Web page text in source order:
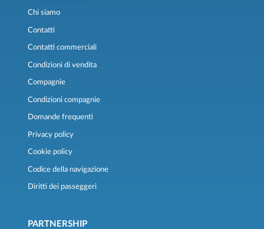
Chi siamo
Contatti
Contatti commerciali
Condizioni di vendita
Compagnie
Condizioni compagnie
Domande frequenti
Privacy policy
Cookie policy
Codice della navigazione
Diritti dei passeggeri
PARTNERSHIP